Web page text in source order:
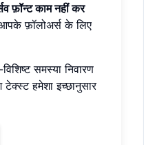
फ़ॉन्ट काम नहीं कर
फ़ॉलोअर्स के लिए
समस्या निवारण
हमेशा इच्छानुसार